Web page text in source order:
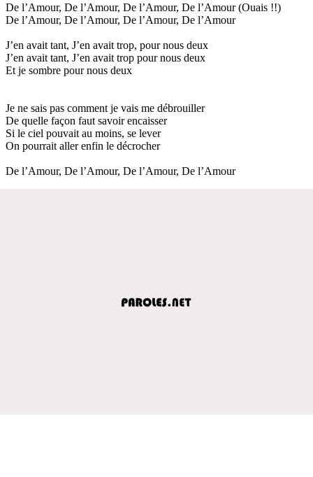
De l’Amour, De l’Amour, De l’Amour, De l’Amour (Ouais !!)
De l’Amour, De l’Amour, De l’Amour, De l’Amour
J’en avait tant, J’en avait trop, pour nous deux
J’en avait tant, J’en avait trop pour nous deux
Et je sombre pour nous deux
Je ne sais pas comment je vais me débrouiller
De quelle façon faut savoir encaisser
Si le ciel pouvait au moins, se lever
On pourrait aller enfin le décrocher
De l’Amour, De l’Amour, De l’Amour, De l’Amour